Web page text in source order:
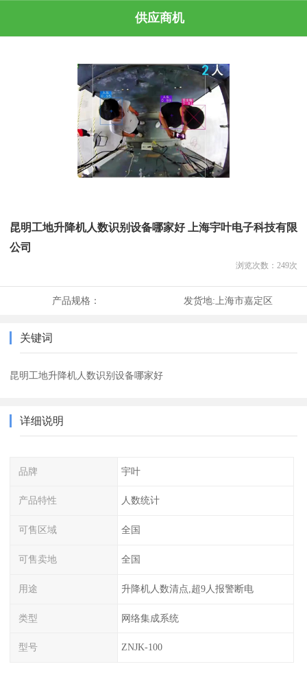
供应商机
昆明工地升降机人数识别设备哪家好 上海宇叶电子科技有限
公司
浏览次数： 249次
产品规格： 发货地:上海市嘉定区
关键词
昆明工地升降机人数识别设备哪家好
详细说明
品牌 宇叶
产品特性 人数统计
可售区域 全国
可售卖地 全国
用途 升降机人数清点,超9人报警断电
类型 网络集成系统
型号 ZNJK-100